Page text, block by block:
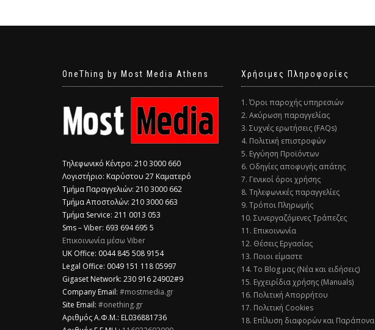
OneThing by Most Media Athens
Τηλεφωνικό Κέντρο: 210 3000 660
Λογιστήριο: Καρύστου 27 Καματερό
Τμήμα Παραγγελιών: 210 3000 662
Τμήμα Αποστολών: 210 3000 663
Τμήμα Service: 211 0013 053
Sms – Viber: 693 694 695 5
Επικοινωνία μέσω Viber
​UK Office: 0044 845 508 9154
Legal Office: 0049 151 118 05997
Gigaset Network: 230 916 24902#9
Company Email: #mostmedia.gr
Site Email: #onething.gr
Αριθμός Α.Φ.Μ.: EL036881736
Χρήσιμες Πληροφορίες
1. Όροι παροχής υπηρεσιών
2. Ακύρωση παραγγελίας
3. Συχνές ερωτήσεις (FAQs)
4. Πολιτική επιστροφών
5. Εγγύηση Προϊόντων
6. Οδηγίες αποφυγής απάτης
7. Γενικοί όροι χρήσης
8. Τηλεφωνικές παραγγελίες
9. Τρόποι Πληρωμής
10. Συνεργαζόμενες Τράπεζες
11. Επικοινωνία
12. Θέσεις Εργασίας
13. Ποιοι είμαστε
14. Το Blog μας (Νέα και ειδήσεις)
15. Εγχειρίδια χρήσης (Manuals)
16. Πολιτική Απορρήτου
17. Πολιτική Cookies
18. Επίλυση διαφορών και Παράπονα